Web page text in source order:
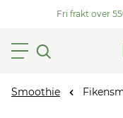
Fri frakt over
Smoothie